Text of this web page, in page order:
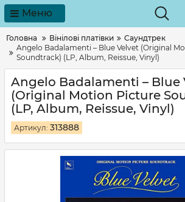
Меню
Головна Вінілові платівки
Саундтрек
Angelo Badalamenti – Blue Velvet (Original
Soundtrack) (LP, Album, Reissue, Vinyl)
Angelo Badalamenti – Blue
(Original Motion Picture
(LP, Album, Reissue, Vinyl)
Артикул: 313888